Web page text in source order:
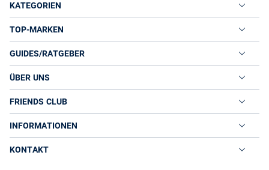
KATEGORIEN
TOP-MARKEN
GUIDES/RATGEBER
ÜBER UNS
FRIENDS CLUB
INFORMATIONEN
KONTAKT